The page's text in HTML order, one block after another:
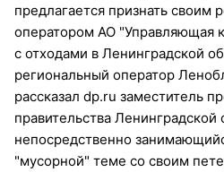
предлагается признать своим
оператором АО "Управляющая
с отходами в Ленинградской
региональный оператор
рассказал dp.ru заместитель
правительства
непосредственно
"мусорной" теме со своим